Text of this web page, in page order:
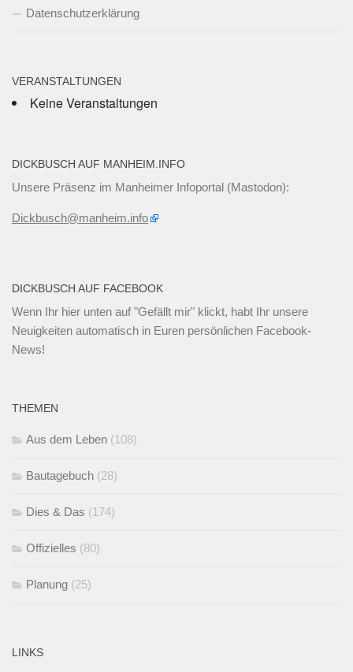
Datenschutzerklärung
VERANSTALTUNGEN
Keine Veranstaltungen
DICKBUSCH AUF MANHEIM.INFO
Unsere Präsenz im Manheimer Infoportal (Mastodon):
Dickbusch@manheim.info
DICKBUSCH AUF FACEBOOK
Wenn Ihr hier unten auf "Gefällt mir" klickt, habt Ihr unsere
Neuigkeiten automatisch in Euren persönlichen Facebook-
News!
THEMEN
Aus dem Leben (108)
Bautagebuch (28)
Dies & Das (174)
Offizielles (80)
Planung (25)
LINKS